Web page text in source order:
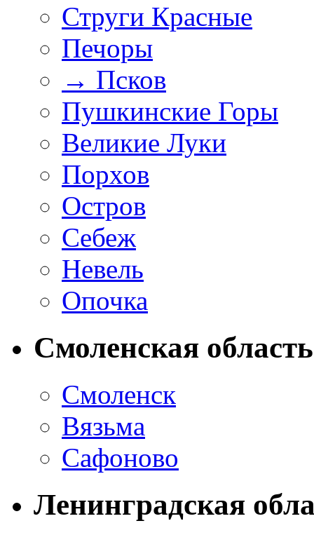
Струги Красные
Печоры
→ Псков
Пушкинские Горы
Великие Луки
Порхов
Остров
Себеж
Невель
Опочка
Смоленская область
Смоленск
Вязьма
Сафоново
Ленинградская